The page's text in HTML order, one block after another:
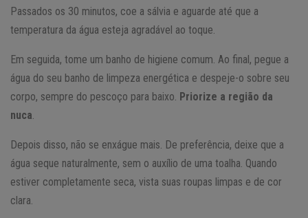
Passados os 30 minutos, coe a sálvia e aguarde até que a
temperatura da água esteja agradável ao toque.
Em seguida, tome um banho de higiene comum. Ao final, pegue a
água do seu banho de limpeza energética e despeje-o sobre seu
corpo, sempre do pescoço para baixo. Priorize a região da
nuca
Depois disso, não se enxágue mais. De preferência, deixe que a
água seque naturalmente, sem o auxílio de uma toalha. Quando
estiver completamente seca, vista suas roupas limpas e de cor
clara.